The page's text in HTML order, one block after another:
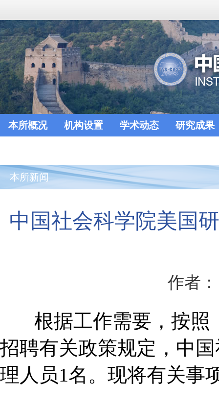
本所概况 机构设置 学术动态 研究成果
本所新闻
中国社会科学院美国
作者：
根据工作需要，按照
招聘有关政策规定，中
理人员1名。现将有关事